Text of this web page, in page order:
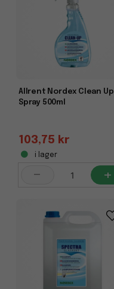
Allrent Nordex Clean Up
Spray 500ml
103,75 kr
i lager
- +